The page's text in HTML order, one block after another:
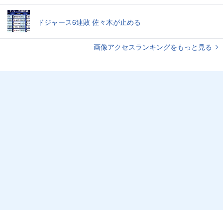
ドジャース6連敗 佐々木が止める
画像アクセスランキングをもっと見る